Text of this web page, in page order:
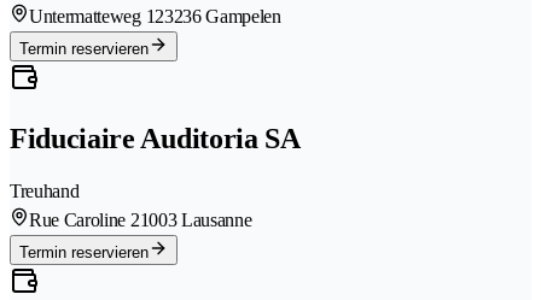
Untermatteweg 123236 Gampelen
Termin reservieren
Fiduciaire Auditoria SA
Treuhand
Rue Caroline 21003 Lausanne
Termin reservieren